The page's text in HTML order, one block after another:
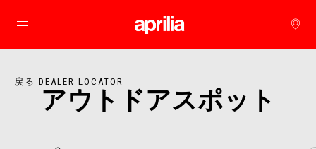
メインコンテンツへ
戻る DEALER LOCATOR
アウトドアスポット